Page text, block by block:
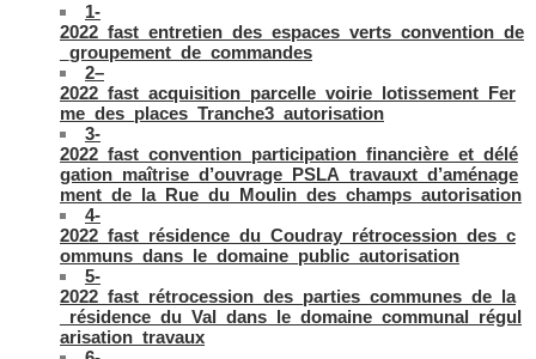
1-
2022_fast_entretien_des_espaces_verts_convention_de
_groupement_de_commandes
2–
2022_fast_acquisition_parcelle_voirie_lotissement_Fer
me_des_places_Tranche3_autorisation
3-
2022_fast_convention_participation_financière_et_délé
gation_maîtrise_d’ouvrage_PSLA_travauxt_d’aménage
ment_de_la_Rue_du_Moulin_des_champs_autorisation
4-
2022_fast_résidence_du_Coudray_rétrocession_des_c
ommuns_dans_le_domaine_public_autorisation
5-
2022_fast_rétrocession_des_parties_communes_de_la
_résidence_du_Val_dans_le_domaine_communal_régul
arisation_travaux